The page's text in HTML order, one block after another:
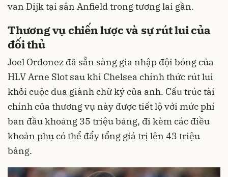
van Dijk tại sân Anfield trong tương lai gần.
Thương vụ chiến lược và sự rút lui của
đối thủ
Joel Ordonez đã sẵn sàng gia nhập đội bóng của
HLV Arne Slot sau khi Chelsea chính thức rút lui
khỏi cuộc đua giành chữ ký của anh. Cấu trúc tài
chính của thương vụ này được tiết lộ với mức phí
ban đầu khoảng 35 triệu bảng, đi kèm các điều
khoản phụ có thể đẩy tổng giá trị lên 43 triệu
bảng.